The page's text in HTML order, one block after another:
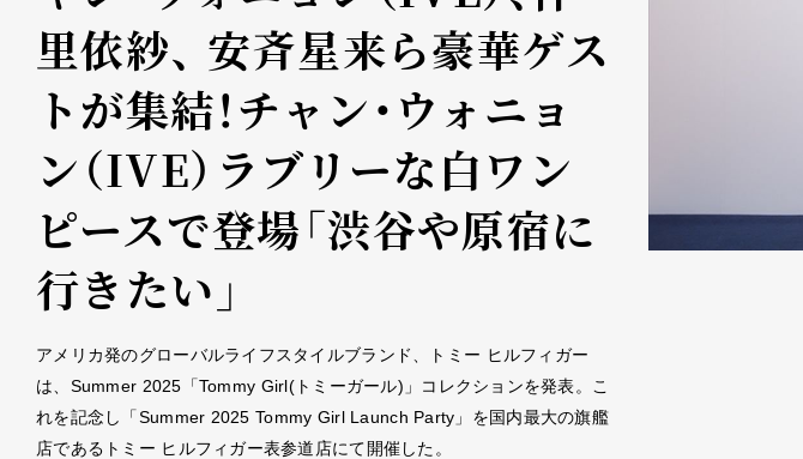
里依紗、 安斉星来ら豪華ゲス
トが集結！チャン・ウォニョ
ン（IVE）ラブリーな白ワン
ピースで登場「渋谷や原宿に
行きたい」
アメリカ発のグローバルライフスタイルブランド、トミー ヒルフィガー
は、Summer 2025「Tommy Girl(トミーガール)」コレクションを発表。こ
れを記念し「Summer 2025 Tommy Girl Launch Party」を国内最大の旗艦
店であるトミー ヒルフィガー表参道店にて開催した。